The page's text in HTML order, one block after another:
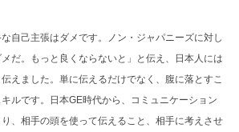
自己主張はダメです。ノン・ジャパニーズに対し
だ。もっと良くならないと」と伝え、日本人には
伝えました。単に伝えるだけでなく、腹に落とすこ
ルです。日本GE時代から、コミュニケーション
、相手の頭を使って伝えること、相手に考えさせ